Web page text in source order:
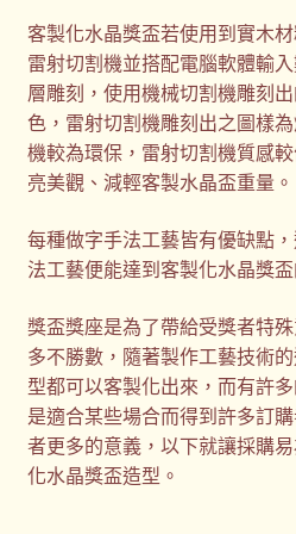
客製化水晶獎盃若使用到實木
雷射切割機並搭配電腦軟體輸
層雕刻，使用機械切割機雕刻
色，雷射切割機雕刻出之圖樣
機較為環保，雷射切割機質感
亮美觀、減輕客製水晶盃重量。
每種做字手法工藝皆有優缺點
法工藝便能達到客製化水晶獎盃
獎盃獎座是為了帶給受獎者特
多不勝數，隨著製作工藝技術
型都可以客製化出來，而有許
是適合某些場合而得到許多訂
者更多的意義，以下就讓採購
化水晶獎盃造型。